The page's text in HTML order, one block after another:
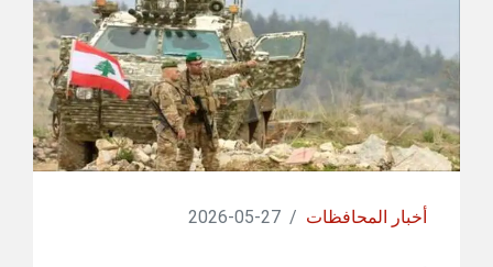
أخبار المحافظات /
27-05-2026